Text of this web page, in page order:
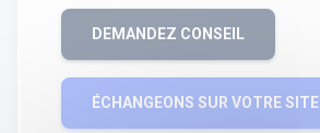
DEMANDEZ CONSEIL
ÉCHANGEONS SUR VOTRE SITE